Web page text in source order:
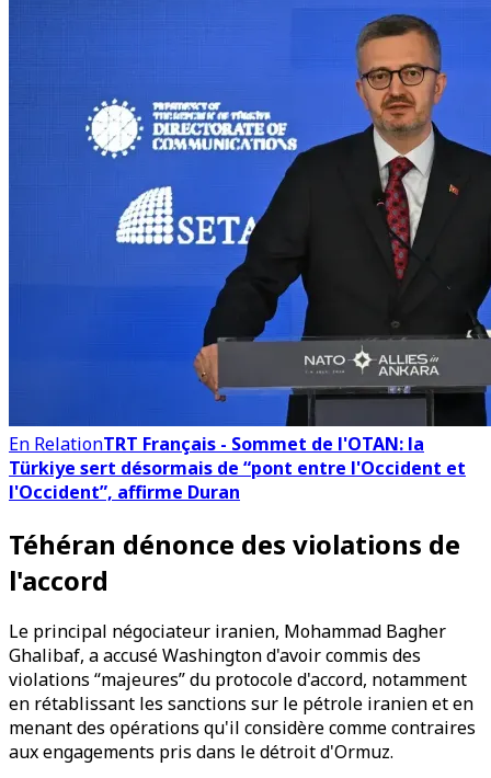
En RelationTRT Français - Sommet de l'OTAN: la
Türkiye sert désormais de “pont entre l'Occident et
l'Occident”, affirme Duran
Téhéran dénonce des violations de
l'accord
Le principal négociateur iranien, Mohammad Bagher
Ghalibaf, a accusé Washington d'avoir commis des
violations “majeures” du protocole d'accord, notamment
en rétablissant les sanctions sur le pétrole iranien et en
menant des opérations qu'il considère comme contraires
aux engagements pris dans le détroit d'Ormuz.